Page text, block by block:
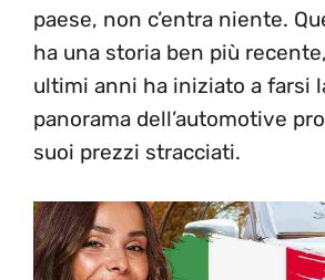
paese, non c’entra niente.
ha una storia ben più
ultimi anni ha iniziato a farsi
panorama dell’automotive
suoi prezzi stracciati.